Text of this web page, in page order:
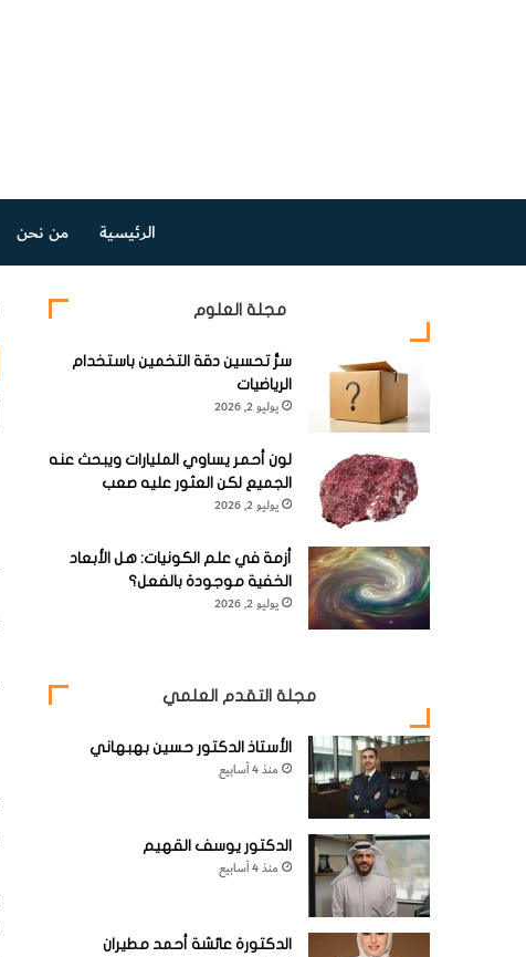
الرئيسية من نحن
مجلة العلوم
سرُّ تحسين دقة التخمين باستخدام
الرياضيات
يوليو 2, 2026
لون أحمر يساوي المليارات ويبحث عنه
الجميع لكن العثور عليه صعب
يوليو 2, 2026
أزمة في علم الكونيات: هل الأبعاد
الخفية موجودة بالفعل؟
يوليو 2, 2026
مجلة التقدم العلمي
الأستاذ الدكتور حسين بهبهاني
منذ 4 أسابيع
الدكتور يوسف القهيم
منذ 4 أسابيع
الدكتورة عائشة أحمد مطيران